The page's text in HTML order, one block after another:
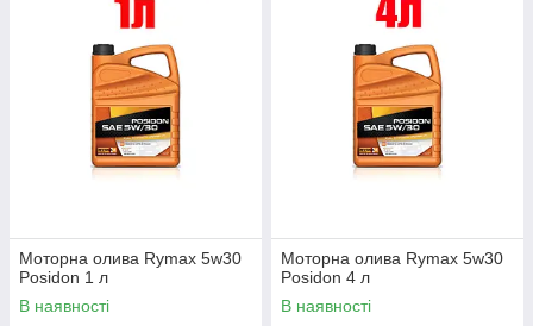
Моторна олива Rymax 5w30
Posidon 1 л
В наявності
Моторна олива Rymax 5w30
Posidon 4 л
В наявності